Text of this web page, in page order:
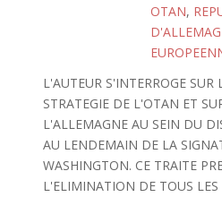
OTAN,
L'AUTEUR S'INTERROGE SUR
STRATEGIE DE L'OTAN ET
L'ALLEMAGNE AU SEIN DU
AU LENDEMAIN DE LA
WASHINGTON. CE TRAITE
L'ELIMINATION DE TOUS LES